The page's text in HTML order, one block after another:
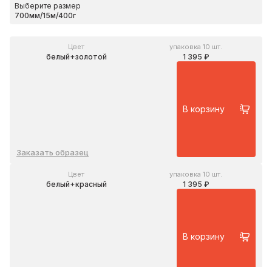
Выберите размер
Цвет
белый+золотой
упаковка 10 шт.
1 395 ₽
Заказать образец
В корзину
Цвет
белый+красный
упаковка 10 шт.
1 395 ₽
В корзину